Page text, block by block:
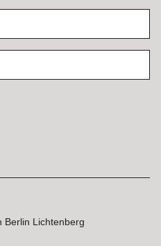
Berlin Lichtenberg